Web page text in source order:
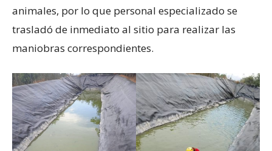
animales, por lo que personal especializado se
trasladó de inmediato al sitio para realizar las
maniobras correspondientes.